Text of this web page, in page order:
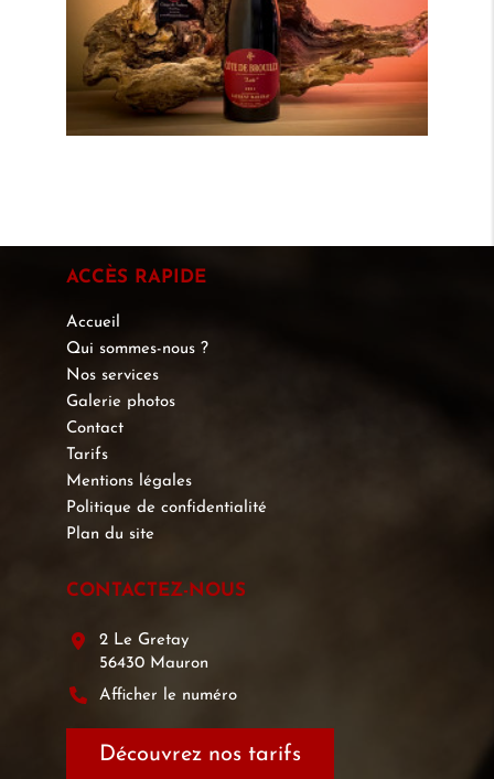
ACCÈS RAPIDE
Accueil
Qui sommes-nous ?
Nos services
Galerie photos
Contact
Tarifs
Mentions légales
Politique de confidentialité
Plan du site
CONTACTEZ-NOUS
2 Le Gretay
56430 Mauron
Afficher le numéro
Découvrez nos tarifs